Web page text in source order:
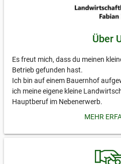
Über
Es freut mich, dass du meinen
Betrieb gefunden hast.
Ich bin auf einem Bauernhof
ich meine eigene kleine
Hauptberuf im Nebenerwerb.
Ich betreue aktuell etwa 10
Milbe erfolgt bei mir sowohl mit
MEHR